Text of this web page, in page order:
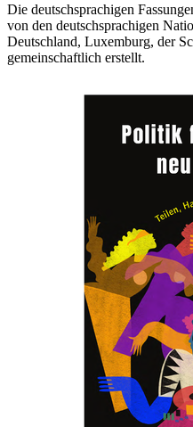
Die deutschsprachigen
von den deutschsprachigen
Deutschland, Luxemburg, der
gemeinschaftlich erstellt.